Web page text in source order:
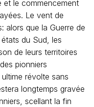
et le commencement
Le vent de
alors que la Guerre de
du Sud, les
de leurs territoires
pionniers
révolte sans
longtemps gravée
scellant la fin